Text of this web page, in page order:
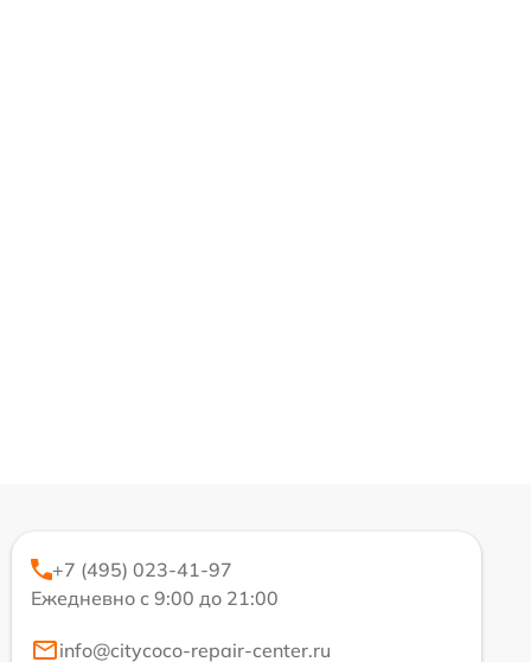
+7 (495) 023-41-97
Ежедневно с 9:00 до 21:00
info@citycoco-repair-center.ru